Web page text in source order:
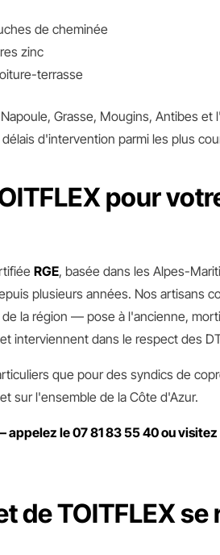
de cheminée
zinc
terrasse
Grasse, Mougins, Antibes et
d'intervention parmi les plus
pour
RGE, basée dans les Alpes-
plusieurs années. Nos artisans
la région — pose à l'ancienne,
interviennent dans le respect des
que pour des syndics de
sur l'ensemble de la Côte d'Azur.
le 07 81 83 55 40 ou
de TOITFLEX se